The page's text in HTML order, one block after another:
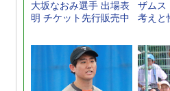
大坂なおみ選手 出場表
明 チケット先行販売中
ザムス
考えと